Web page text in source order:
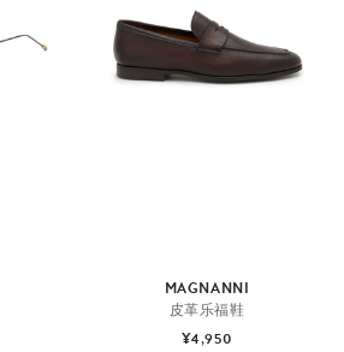
MAGNANNI
皮革乐福鞋
¥4,950